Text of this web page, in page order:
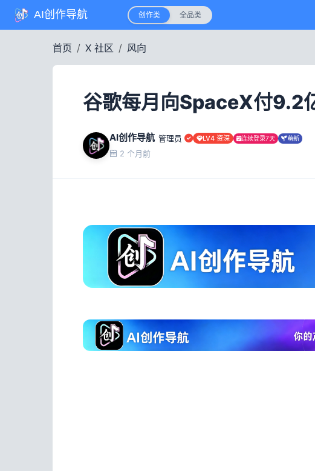
AI创作导航 创作类 全品类
首页 X 社区 风向
谷歌每月向SpaceX付9.2
AI创作导航 管理员 LV4 资深 连续登录7天 萌新
2 个月前